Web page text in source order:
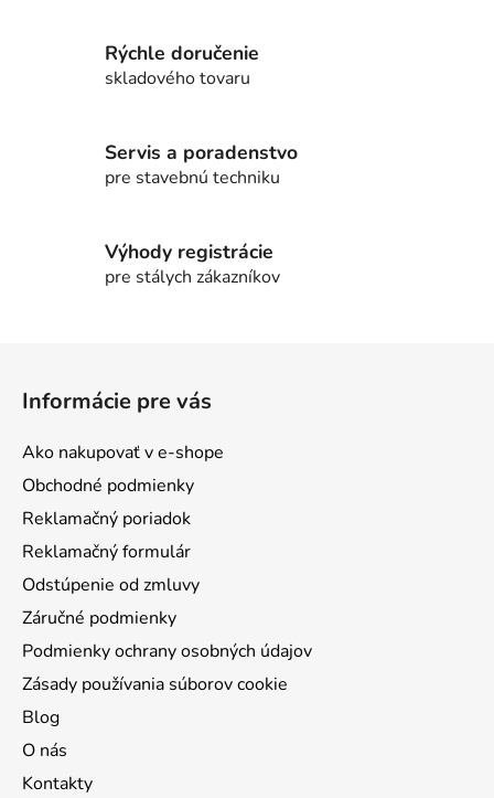
Rýchle doručenie
skladového tovaru
Servis a poradenstvo
pre stavebnú techniku
Výhody registrácie
pre stálych zákazníkov
Informácie pre vás
Ako nakupovať v e-shope
Obchodné podmienky
Reklamačný poriadok
Reklamačný formulár
Odstúpenie od zmluvy
Záručné podmienky
Podmienky ochrany osobných údajov
Zásady používania súborov cookie
Blog
O nás
Kontakty